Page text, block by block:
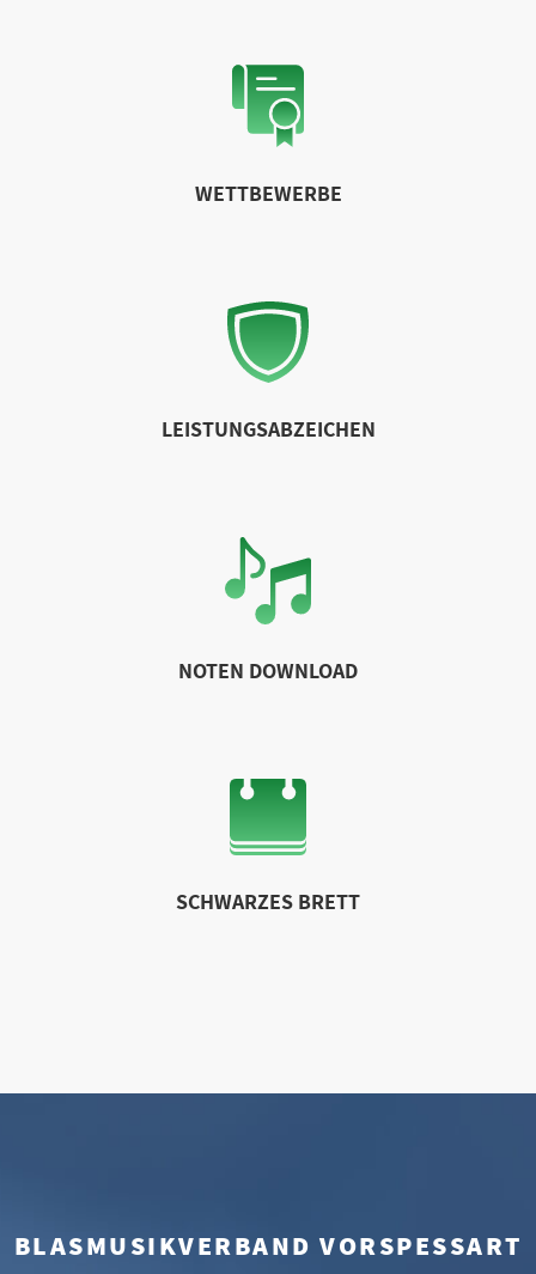
WETTBEWERBE
LEISTUNGSABZEICHEN
NOTEN DOWNLOAD
SCHWARZES BRETT
BLASMUSIKVERBAND VORSPESSART